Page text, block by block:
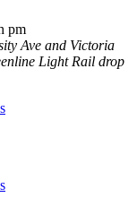
pm
Ave and Victoria
Light Rail drop